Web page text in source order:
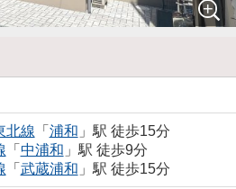
北線 「 浦和 」駅 徒歩15分
「 中浦和 」駅 徒歩9分
「 武蔵浦和 」駅 徒歩15分